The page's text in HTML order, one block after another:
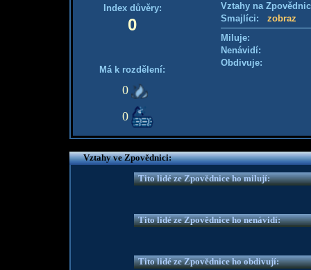
Index důvěry:
0
Má k rozdělení:
0
0
Vztahy na
Smajlíci: zobraz
Miluje:
Nenávidí:
Obdivuje:
Vztahy ve Zpovědnici:
Tito lidé ze Zpovědnice ho milují:
Tito lidé ze Zpovědnice ho nenávidí:
Tito lidé ze Zpovědnice ho obdivují: